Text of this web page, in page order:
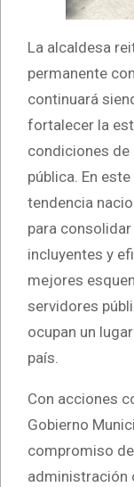
La alcaldesa
permanente
continuará
fortalecer la
condiciones
pública. En
tendencia
para
incluyentes y
mejores
servidores
ocupan un
país.
Con acciones
Gobierno
compromiso
administración